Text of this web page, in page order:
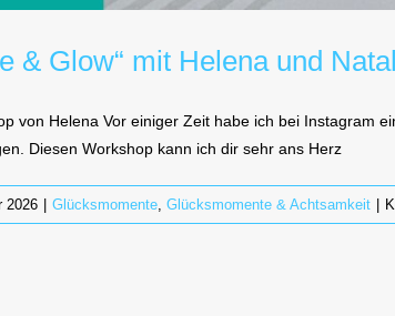
& Glow“ mit Helena und
von Helena Vor einiger Zeit habe ich bei Instagram
Diesen Workshop kann ich dir sehr ans Herz
2026 Glücksmomente Glücksmomente & Achtsamkeit